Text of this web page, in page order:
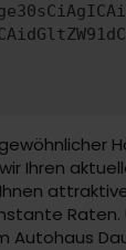
Ihren
Autohaus